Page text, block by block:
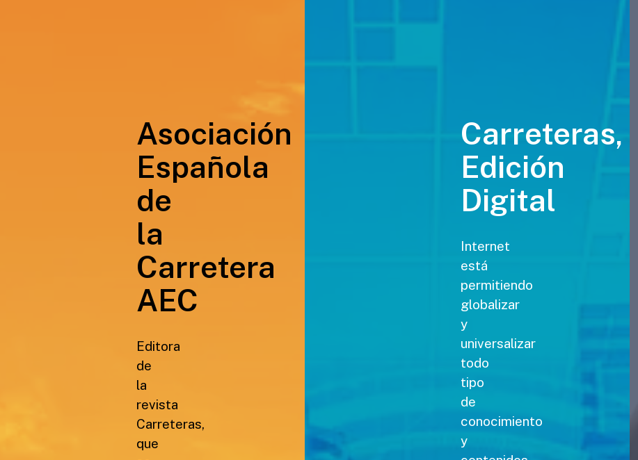
Asociación
Española
de
la
Carretera
AEC
Editora
de
la
revista
Carreteras,
que
Carreteras,
Edición
Digital
Internet
está
permitiendo
globalizar
y
universalizar
todo
tipo
de
conocimiento
y